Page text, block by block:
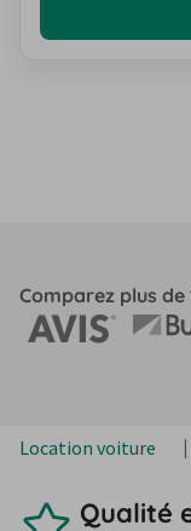
Comparez plus de
Location voiture
Qualité